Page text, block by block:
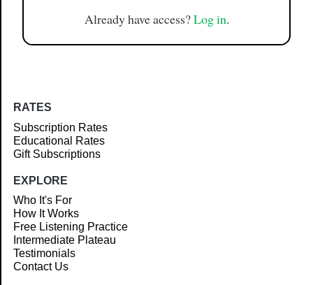
Already have access?Log in.
RATES
Subscription Rates
Educational Rates
Gift Subscriptions
EXPLORE
Who It's For
How It Works
Free Listening Practice
Intermediate Plateau
Testimonials
Contact Us